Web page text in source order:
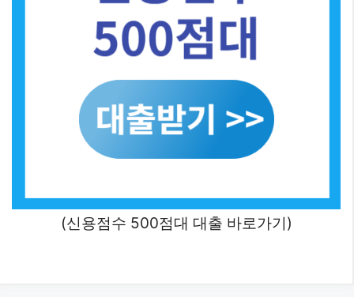
(신용점수 500점대 대출 바로가기)